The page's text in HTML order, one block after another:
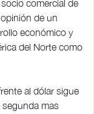
comercial de
de un
económico y
del Norte como
al dólar sigue
segunda mas